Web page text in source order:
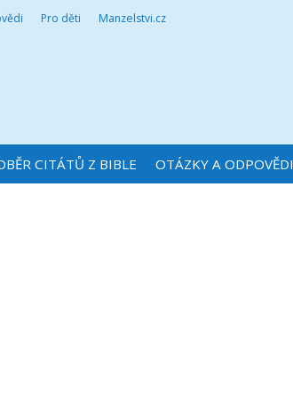
Pro děti Manzelstvi.cz
CITÁTŮ Z BIBLE OTÁZKY A ODPOVĚDI